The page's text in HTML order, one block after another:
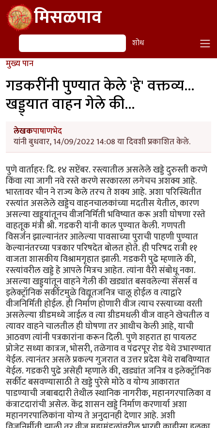
Skip to main contentमिसळपाव
शोध शोध
मुख्य पान
गडकरींनी पुण्यात केले 'हे' वक्तव्य...
खड्ड्यात वाहन गेले की...
लेखकपाषाणभेद
यांनी बुधवार, 14/09/2022 14:08 या दिवशी प्रकाशित केले.
पुणे वार्ताहर: दि. १४ सप्टेंबर. रस्त्यातील असलेले खड्डे दुरुस्ती करणे
किंवा त्या जागी नवे रस्ते करणे सरकारला लगेचच अशक्य आहे.
भारतावर चीन ने राज्य केले तरच ते शक्य आहे. अशा परिस्थितीत
रस्त्यांत असलेले खड्डेच वाहनचालकांच्या मदतीस येतील, कारण
असल्या खड्ड्यांतूनच वीजनिर्मिती भविष्यात करू अशी घोषणा रस्ते
वाहतूक मंत्री श्री. गडकरी यांनी काल पुण्यात केली. गणपती
विसर्जन झाल्यानंतर आलेल्या पावसाच्या पुराची पाहणी पुण्यात
केल्यानंतरच्या पत्रकार परिषदेत बोलत होते. ही परिषद रात्री ११
वाजता शासकीय विश्रामगृहात झाली. गडकरी पुढे म्हणाले की,
रस्त्यांवरील खड्डे हे आपले मित्रच आहेत. त्यांना वैरी संबोधू नका.
असल्या खड्ड्यांतून वाहने गेली की खड्यांत बसवलेल्या सेंसर्स व
इलेक्ट्रॉनिक सर्कीटमुळे विद्यूतजनित्र चालू होईल व त्याद्वारे
वीजनिर्मिती होईल. ही निर्माण होणारी वीज त्याच रस्त्याच्या वरती
असलेल्या ग्रीडमध्ये जाईल व त्या ग्रीडमधली वीज वाहने खेचतील व
त्यावर वाहने चालतील ही घोषणा तर आधीच केली आहे, याची
आठवण त्यांनी पत्रकारांना करून दिली. पुणे शहरात हा पायलट
प्रोजेट सध्या कात्रज, भोसरी, तळेगाव व पंढरपूर रोड येथे उभारण्यात
येईल. त्यानंतर असले प्रकल्प गुजरात व उत्तर प्रदेश येथे राबविण्यात
येईल. गडकरी पुढे असेही म्हणाले की, खड्यांत जनित्र व इलेक्ट्रॉनिक
सर्कीट बसवण्यासाठी ते खड्डे पुरेसे मोठे व योग्य आकारात
पाडण्याची जबाबदारी तेथील स्थानिक नागरीक, महानगरपालिका व
कंत्राटदारांची असेल. केंद्र शासन खड्डे निर्माण करणार्या अशा
महानगरपालिकांना योग्य ते अनुदानही देणार आहे. अशी